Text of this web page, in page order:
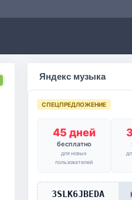
Яндекс музыка
СПЕЦПРЕДЛОЖЕНИЕ
45 дней
бесплатно
для новых
пользователей
3SLK6JBEDA